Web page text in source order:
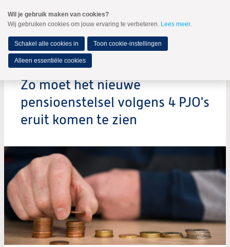
naar
Spring
de
inhoud
Spring
naar
hoofdmenu
MENU
Zoeken:
Zoeken
Zo moet het nieuwe
pensioenstelsel volgens 4 PJO's
eruit komen te zien
Wil je gebruik maken van cookies?
Wij gebruiken cookies om jouw ervaring te verbeteren. Lees meer.
Schakel alle cookies in Toon cookie-instellingen
Alleen essentiële cookies